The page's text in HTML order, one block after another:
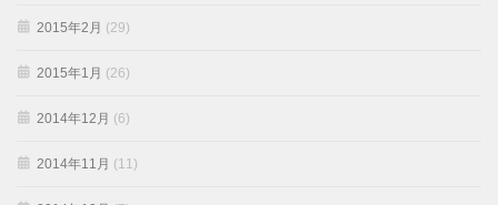
2015年2月 (29)
2015年1月 (26)
2014年12月 (6)
2014年11月 (11)